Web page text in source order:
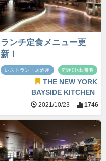
ランチ定食メニュー更
新！
レストラン・居酒屋 問屋町/出洲港
THE NEW YORK
BAYSIDE KITCHEN
2021/10/23 1746